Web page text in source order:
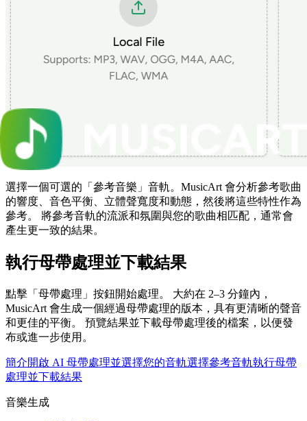
選擇一個可選的「參考音樂」音軌。MusicArt 會分析參考歌曲
的響度、音色平衡、立體聲寬度和動態，然後將這些特性作為
參考。 將參考音軌的流派和氛圍與您的歌曲相匹配，通常會
產生更一致的結果。
執行母帶處理並下載結果
點擊「母帶處理」按鈕開始處理。 大約在 2–3 分鐘內，
MusicArt 會生成一個經過母帶處理的版本，具有更清晰的聲音
和更佳的平衡。 預覽結果並下載母帶處理後的檔案，以便發
布或進一步使用。
簡介開啟 AI 母帶處理並選擇您的音軌選擇參考音軌執行母帶
處理並下載結果
音樂生成